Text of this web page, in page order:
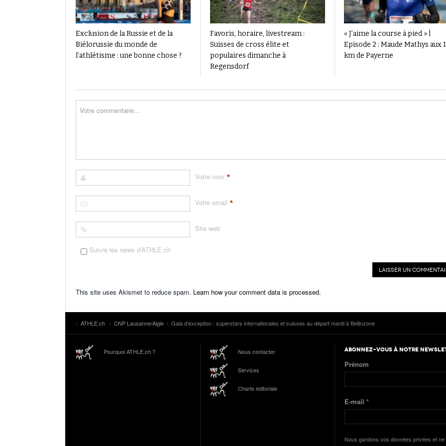
Exclusion de la Russie et de la
Biélorussie du monde de
l’athlétisme : une bonne chose ?
Favoris, horaire, livestream :
Suisses de cross élite et
populaires dimanche à
Regensdorf
« J’aime la course à pied » |
Episode 2 : Maude Mathys aux
km de Payerne
Votre nom *
Votre email *
Site web
Suivre les news d'ATHLE.ch
This site uses Akismet to reduce spam. Learn how your comment data is processed.
ATHLE.ch CNP Lausanne/Aigle Gala d’exception : superstars internationales et suisses au départ mardi à Bellinzone
Pourquoi ATHLE.ch ? Nous contacter
Services
Charte éditoriale
ABONNEZ-VOUS À NOTRE
Prénom
E-mail *
Nous gardons vos données privées et ne